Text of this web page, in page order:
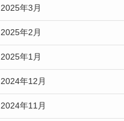
2025年3月
2025年2月
2025年1月
2024年12月
2024年11月